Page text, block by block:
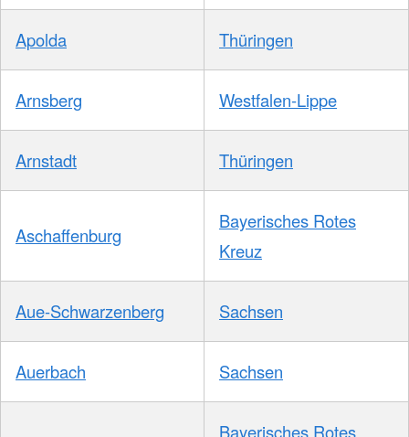
Apolda Thüringen
Arnsberg Westfalen-Lippe
Arnstadt Thüringen
Aschaffenburg
Bayerisches Rotes
Kreuz
Aue-Schwarzenberg Sachsen
Auerbach Sachsen
Bayerisches Rotes